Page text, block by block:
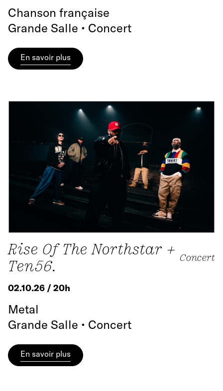
Chanson française
Grande Salle • Concert
En savoir plus
Rise Of The Northstar +
Ten56.
Concert
02.10.26 / 20h
Metal
Grande Salle • Concert
En savoir plus